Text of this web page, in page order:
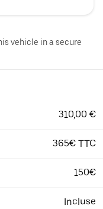
vehicle in a secure
310,00 €
365€ TTC
150€
Incluse